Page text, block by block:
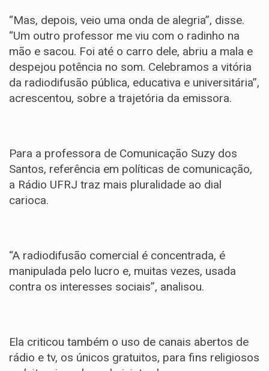
“Mas, depois, veio uma onda de alegria”, disse.
“Um outro professor me viu com o radinho na
mão e sacou. Foi até o carro dele, abriu a mala e
despejou potência no som. Celebramos a vitória
da radiodifusão pública, educativa e universitária”,
acrescentou, sobre a trajetória da emissora.
Para a professora de Comunicação Suzy dos
Santos, referência em políticas de comunicação,
a Rádio UFRJ traz mais pluralidade ao dial
carioca.
“A radiodifusão comercial é concentrada, é
manipulada pelo lucro e, muitas vezes, usada
contra os interesses sociais”, analisou.
Ela criticou também o uso de canais abertos de
rádio e tv, os únicos gratuitos, para fins religiosos